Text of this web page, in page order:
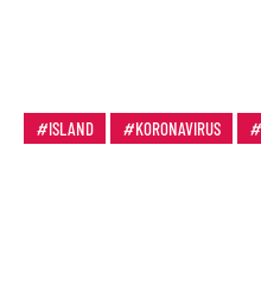
ISLAND KORONAVIRUS